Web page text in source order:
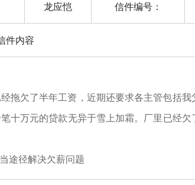
龙应恺 信件编号：
件内容
拖欠了半年工资，近期还要求各主管包括
十万元的贷款无异于雪上加霜。厂里已经
途径解决欠薪问题